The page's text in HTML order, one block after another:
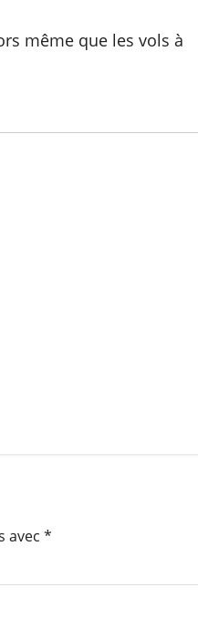
même que les vols à
avec *